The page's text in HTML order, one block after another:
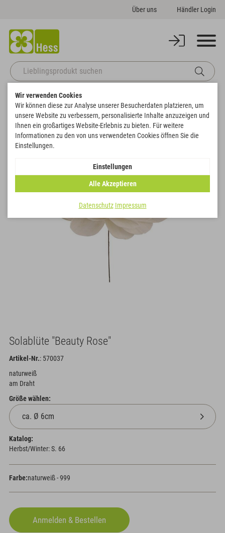
Über uns Händler Login
Startseite Naturdeko
Zurück zur Artikelübersicht
Solablüte "Beauty Rose"
Artikel-Nr.: 570037
naturweiß
am Draht
Größe wählen:
Katalog:
Herbst/Winter: S. 66
Farbe:naturweiß - 999
Wir verwenden Cookies
Wir können diese zur Analyse unserer Besucherdaten platzieren, um
unsere Website zu verbessern, personalisierte Inhalte anzuzeigen und
Ihnen ein großartiges Website-Erlebnis zu bieten. Für weitere
Informationen zu den von uns verwendeten Cookies öffnen Sie die
Einstellungen.
Einstellungen
Alle Akzeptieren
Datenschutz Impressum